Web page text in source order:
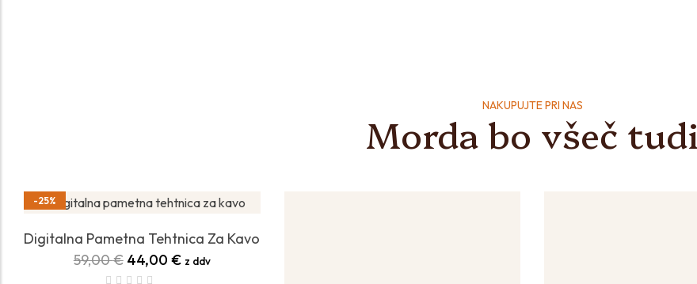
NAKUPUJTE PRI NAS
Morda bo všeč tudi
-25%
Digitalna Pametna Tehtnica Za Kavo
59,00€ 44,00 € z ddv